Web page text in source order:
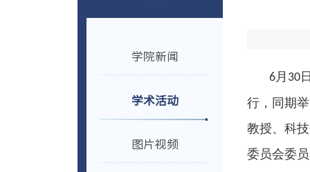
学院新闻
学术活动
图片视频
6月 30
行，同期
教授、科
委员会委